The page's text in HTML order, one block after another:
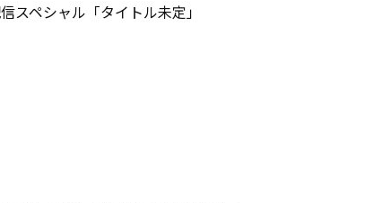
ペシャル「タイトル未定」